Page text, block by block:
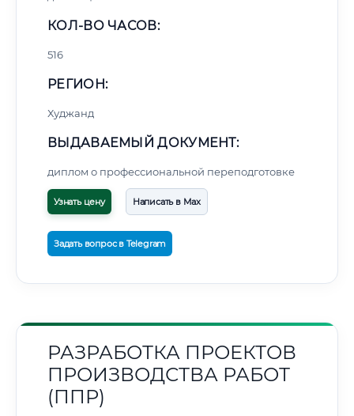
КОЛ-ВО ЧАСОВ:
516
РЕГИОН:
Худжанд
ВЫДАВАЕМЫЙ ДОКУМЕНТ:
диплом о профессиональной переподготовке
Узнать цену Написать в Max
Задать вопрос в Telegram
РАЗРАБОТКА ПРОЕКТОВ
ПРОИЗВОДСТВА РАБОТ
(ППР)